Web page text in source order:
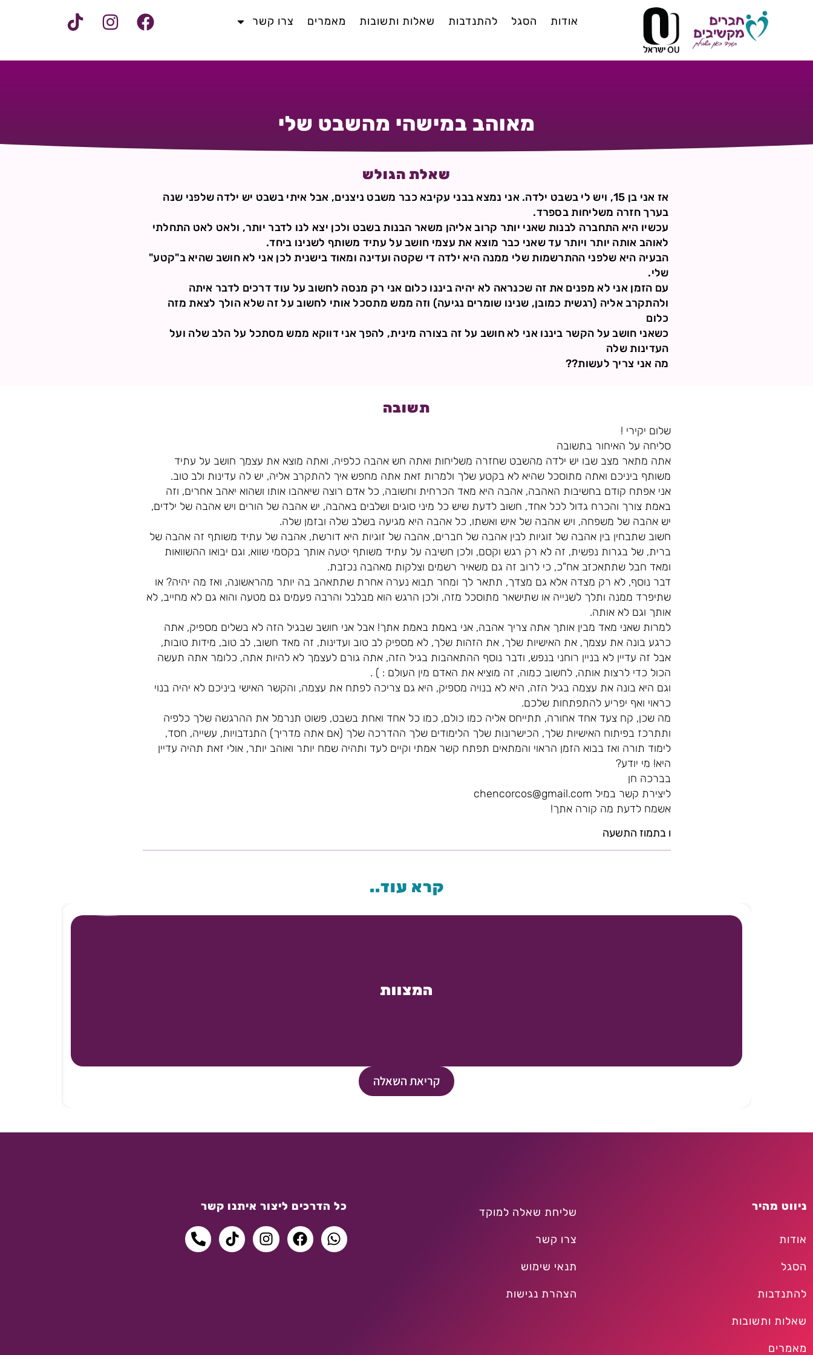
אודות הסגל להתנדבות שאלות ותשובות מאמרים צרו קשר
מאוהב במישהי מהשבט שלי
שאלת הגולש
אז אני בן 15, ויש לי בשבט ילדה. אני נמצא בבני עקיבא כבר משבט ניצנים, אבל איתי בשבט יש ילדה שלפני שנה
בערך חזרה משליחות בספרד.
עכשיו היא התחברה לבנות שאני יותר קרוב אליהן משאר הבנות בשבט ולכן יצא לנו לדבר יותר, ולאט לאט התחלתי
לאוהב אותה יותר ויותר עד שאני כבר מוצא את עצמי חושב על עתיד משותף לשנינו ביחד.
הבעיה היא שלפני ההתרשמות שלי ממנה היא ילדה די שקטה ועדינה ומאוד בישנית לכן אני לא חושב שהיא ב"קטע"
שלי.
עם הזמן אני לא מפנים את זה שכנראה לא יהיה ביננו כלום אני רק מנסה לחשוב על עוד דרכים לדבר איתה
ולהתקרב אליה (רגשית כמובן, שנינו שומרים נגיעה) וזה ממש מתסכל אותי לחשוב על זה שלא הולך לצאת מזה
כלום
כשאני חושב על הקשר ביננו אני לא חושב על זה בצורה מינית, להפך אני דווקא ממש מסתכל על הלב שלה ועל
העדינות שלה
מה אני צריך לעשות??
תשובה
שלום יקירי !
סליחה על האיחור בתשובה
אתה מתאר מצב שבו יש ילדה מהשבט שחזרה משליחות ואתה חש אהבה כלפיה, ואתה מוצא את עצמך חושב על עתיד
משותף ביניכם ואתה מתוסכל שהיא לא בקטע שלך ולמרות זאת אתה מחפש איך להתקרב אליה, יש לה עדינות ולב טוב.
אני אפתח קודם בחשיבות האהבה, אהבה היא מאד הכרחית וחשובה, כל אדם רוצה שיאהבו אותו ושהוא יאהב אחרים, וזה
באמת צורך והכרח גדול לכל אחד, חשוב לדעת שיש כל מיני סוגים ושלבים באהבה, יש אהבה של הורים ויש אהבה של ילדים,
יש אהבה של משפחה, ויש אהבה של איש ואשתו, כל אהבה היא מגיעה בשלב שלה ובזמן שלה.
חשוב שתבחין בין אהבה של זוגיות לבין אהבה של חברים, אהבה של זוגיות היא דורשת, אהבה של עתיד משותף זה אהבה של
ברית, של בגרות נפשית, זה לא רק רגש וקסם, ולכן חשיבה על עתיד משותף יטעה אותך בקסמי שווא, וגם יבואו ההשוואות
ומאד חבל שתתאכזב אח"כ, כי לרוב זה גם משאיר רשמים וצלקות מאהבה נכזבת.
דבר נוסף, לא רק מצדה אלא גם מצדך, תתאר לך ומחר תבוא נערה אחרת שתתאהב בה יותר מהראשונה, ואז מה יהיה? או
שתיפרד ממנה ותלך לשנייה או שתישאר מתוסכל מזה, ולכן הרגש הוא מבלבל והרבה פעמים גם מטעה והוא גם לא מחייב, לא
אותך וגם לא אותה.
למרות שאני מאד מבין אותך אתה צריך אהבה, אני באמת באמת אתך! אבל אני חושב שבגיל הזה לא בשלים מספיק, אתה
כרגע בונה את עצמך, את האישיות שלך, את הזהות שלך, לא מספיק לב טוב ועדינות, זה מאד חשוב, לב טוב, מידות טובות,
אבל זה עדיין לא בניין רוחני בנפש, ודבר נוסף ההתאהבות בגיל הזה, אתה גורם לעצמך לא להיות אתה, כלומר אתה תעשה
הכול כדי לרצות אותה, לחשוב כמוה, זה מוציא את האדם מין העולם : ) .
וגם היא בונה את עצמה בגיל הזה, היא לא בנויה מספיק, היא גם צריכה לפתח את עצמה, והקשר האישי ביניכם לא יהיה בנוי
כראוי ואף יפריע להתפתחות שלכם.
מה שכן, קח צעד אחד אחורה, תתייחס אליה כמו כולם, כמו כל אחד ואחת בשבט, פשוט תנרמל את ההרגשה שלך כלפיה
ותתרכז בפיתוח האישיות שלך, הכישרונות שלך הלימודים שלך ההדרכה שלך (אם אתה מדריך) התנדבויות, עשייה, חסד,
לימוד תורה ואז בבוא הזמן הראוי והמתאים תפתח קשר אמתי וקיים לעד ותהיה שמח יותר ואוהב יותר, אולי זאת תהיה עדיין
היא! מי יודע?
בברכה חן
ליצירת קשר במיל chencorcos@gmail.com
אשמח לדעת מה קורה אתך!
ו בתמוז התשעה
קרא עוד..
המצוות
קריאת השאלה
ניווט מהיר
אודות
הסגל
להתנדבות
שאלות ותשובות
מאמרים
שליחת שאלה למוקד
צרו קשר
תנאי שימוש
הצהרת נגישות
כל הדרכים ליצור איתנו קשר